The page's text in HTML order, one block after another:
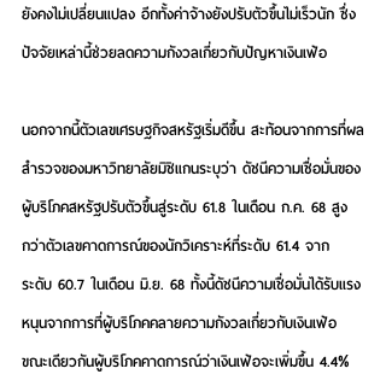
ยังคงไม่เปลี่ยนแปลง อีกทั้งค่าจ้างยังปรับตัวขึ้นไม่เร็วนัก ซึ่ง
ปัจจัยเหล่านี้ช่วยลดความกังวลเกี่ยวกับปัญหาเงินเฟ้อ
นอกจากนี้ตัวเลขเศรษฐกิจสหรัฐเริ่มดีขึ้น สะท้อนจากการที่ผล
สำรวจของมหาวิทยาลัยมิชิแกนระบุว่า ดัชนีความเชื่อมั่นของ
ผู้บริโภคสหรัฐปรับตัวขึ้นสู่ระดับ 61.8 ในเดือน ก.ค. 68 สูง
กว่าตัวเลขคาดการณ์ของนักวิเคราะห์ที่ระดับ 61.4 จาก
ระดับ 60.7 ในเดือน มิ.ย. 68 ทั้งนี้ดัชนีความเชื่อมั่นได้รับแรง
หนุนจากการที่ผู้บริโภคคลายความกังวลเกี่ยวกับเงินเฟ้อ
ขณะเดียวกันผู้บริโภคคาดการณ์ว่าเงินเฟ้อจะเพิ่มขึ้น 4.4%